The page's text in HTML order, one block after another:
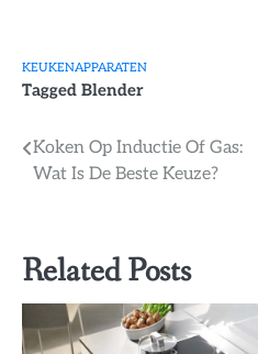
KEUKENAPPARATEN
Tagged Blender
Bericht
Koken Op Inductie Of Gas:
Wat Is De Beste Keuze?
Related Posts